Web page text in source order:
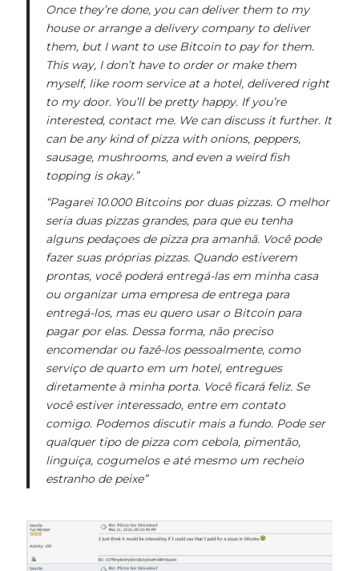
Once they’re done, you can deliver them to my
house or arrange a delivery company to deliver
them, but I want to use Bitcoin to pay for them.
This way, I don’t have to order or make them
myself, like room service at a hotel, delivered right
to my door. You’ll be pretty happy. If you’re
interested, contact me. We can discuss it further. It
can be any kind of pizza with onions, peppers,
sausage, mushrooms, and even a weird fish
topping is okay.”
“Pagarei 10.000 Bitcoins por duas pizzas. O melhor
seria duas pizzas grandes, para que eu tenha
alguns pedaçoes de pizza pra amanhã. Você pode
fazer suas próprias pizzas. Quando estiverem
prontas, você poderá entregá-las em minha casa
ou organizar uma empresa de entrega para
entregá-los, mas eu quero usar o Bitcoin para
pagar por elas. Dessa forma, não preciso
encomendar ou fazê-los pessoalmente, como
serviço de quarto em um hotel, entregues
diretamente à minha porta. Você ficará feliz. Se
você estiver interessado, entre em contato
comigo. Podemos discutir mais a fundo. Pode ser
qualquer tipo de pizza com cebola, pimentão,
linguiça, cogumelos e até mesmo um recheio
estranho de peixe”